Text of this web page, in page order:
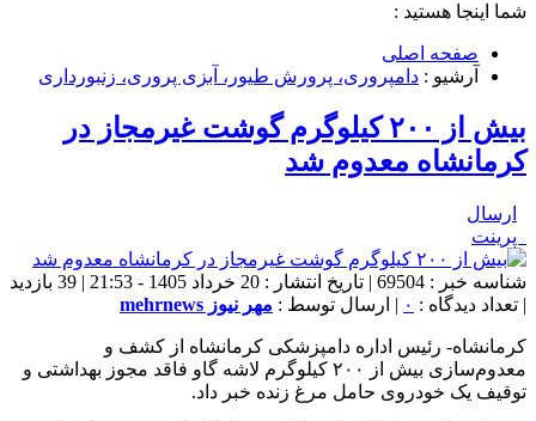
شما اینجا هستید :
صفحه اصلی
آرشیو : دامپروری، پرورش طیور، آبزی پروری، زنبورداری
بیش از ۲۰۰ کیلوگرم گوشت غیرمجاز در
کرمانشاه معدوم شد
ارسال
پرینت
شناسه خبر : 69504 | تاریخ انتشار : 20 خرداد 1405 - 21:53 | 39 بازدید
| تعداد دیدگاه : ۰ | ارسال توسط : مهر نیوز mehrnews
کرمانشاه- رئیس اداره دامپزشکی کرمانشاه از کشف و
معدوم‌سازی بیش از ۲۰۰ کیلوگرم لاشه گاو فاقد مجوز بهداشتی و
توقیف یک خودروی حامل مرغ زنده خبر داد.